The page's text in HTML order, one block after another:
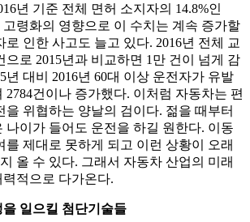
년 기준 전체 면허 소지자의 14.8%인
고령화의 영향으로 이 수치는 계속 증가할
로 인한 사고도 늘고 있다. 2016년 전체 교
으로 2015년과 비교하면 1만 건이 넘게 감
년 대비 2016년 60대 이상 운전자가 유발
2784건이나 증가했다. 이처럼 자동차는 편
을 위협하는 양날의 검이다. 젊을 때부터
나이가 들어도 운전을 하길 원한다. 이동
를 제대로 못하게 되고 이런 상황이 오래
올 수 있다. 그래서 자동차 산업의 미래
적으로 다가온다.
일으킬 첨단기술들